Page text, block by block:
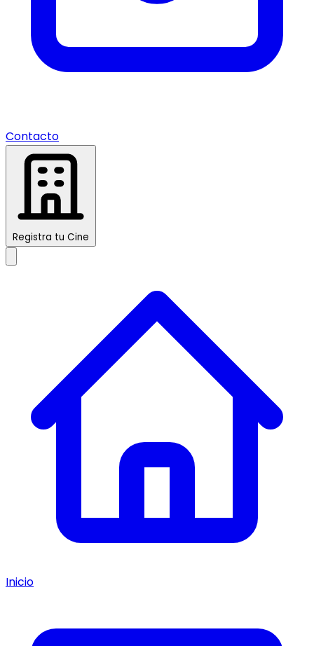
Contacto
Registra tu Cine
Inicio